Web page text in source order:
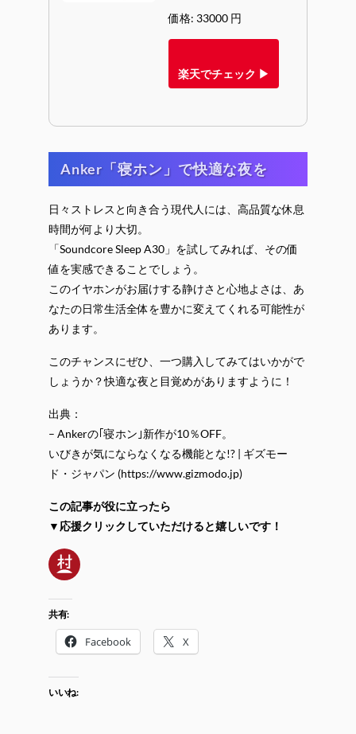
価格: 33000 円
楽天でチェック ▶
Anker「寝ホン」で快適な夜を
日々ストレスと向き合う現代人には、高品質な休息
時間が何より大切。
「Soundcore Sleep A30」を試してみれば、その価
値を実感できることでしょう。
このイヤホンがお届けする静けさと心地よさは、あ
なたの日常生活全体を豊かに変えてくれる可能性が
あります。
このチャンスにぜひ、一つ購入してみてはいかがで
しょうか？快適な夜と目覚めがありますように！
出典：
– Ankerの｢寝ホン｣新作が10％OFF。
いびきが気にならなくなる機能とな!? | ギズモー
ド・ジャパン (https://www.gizmodo.jp)
この記事が役に立ったら
▼応援クリックしていただけると嬉しいです！
共有:
Facebook X
いいね: